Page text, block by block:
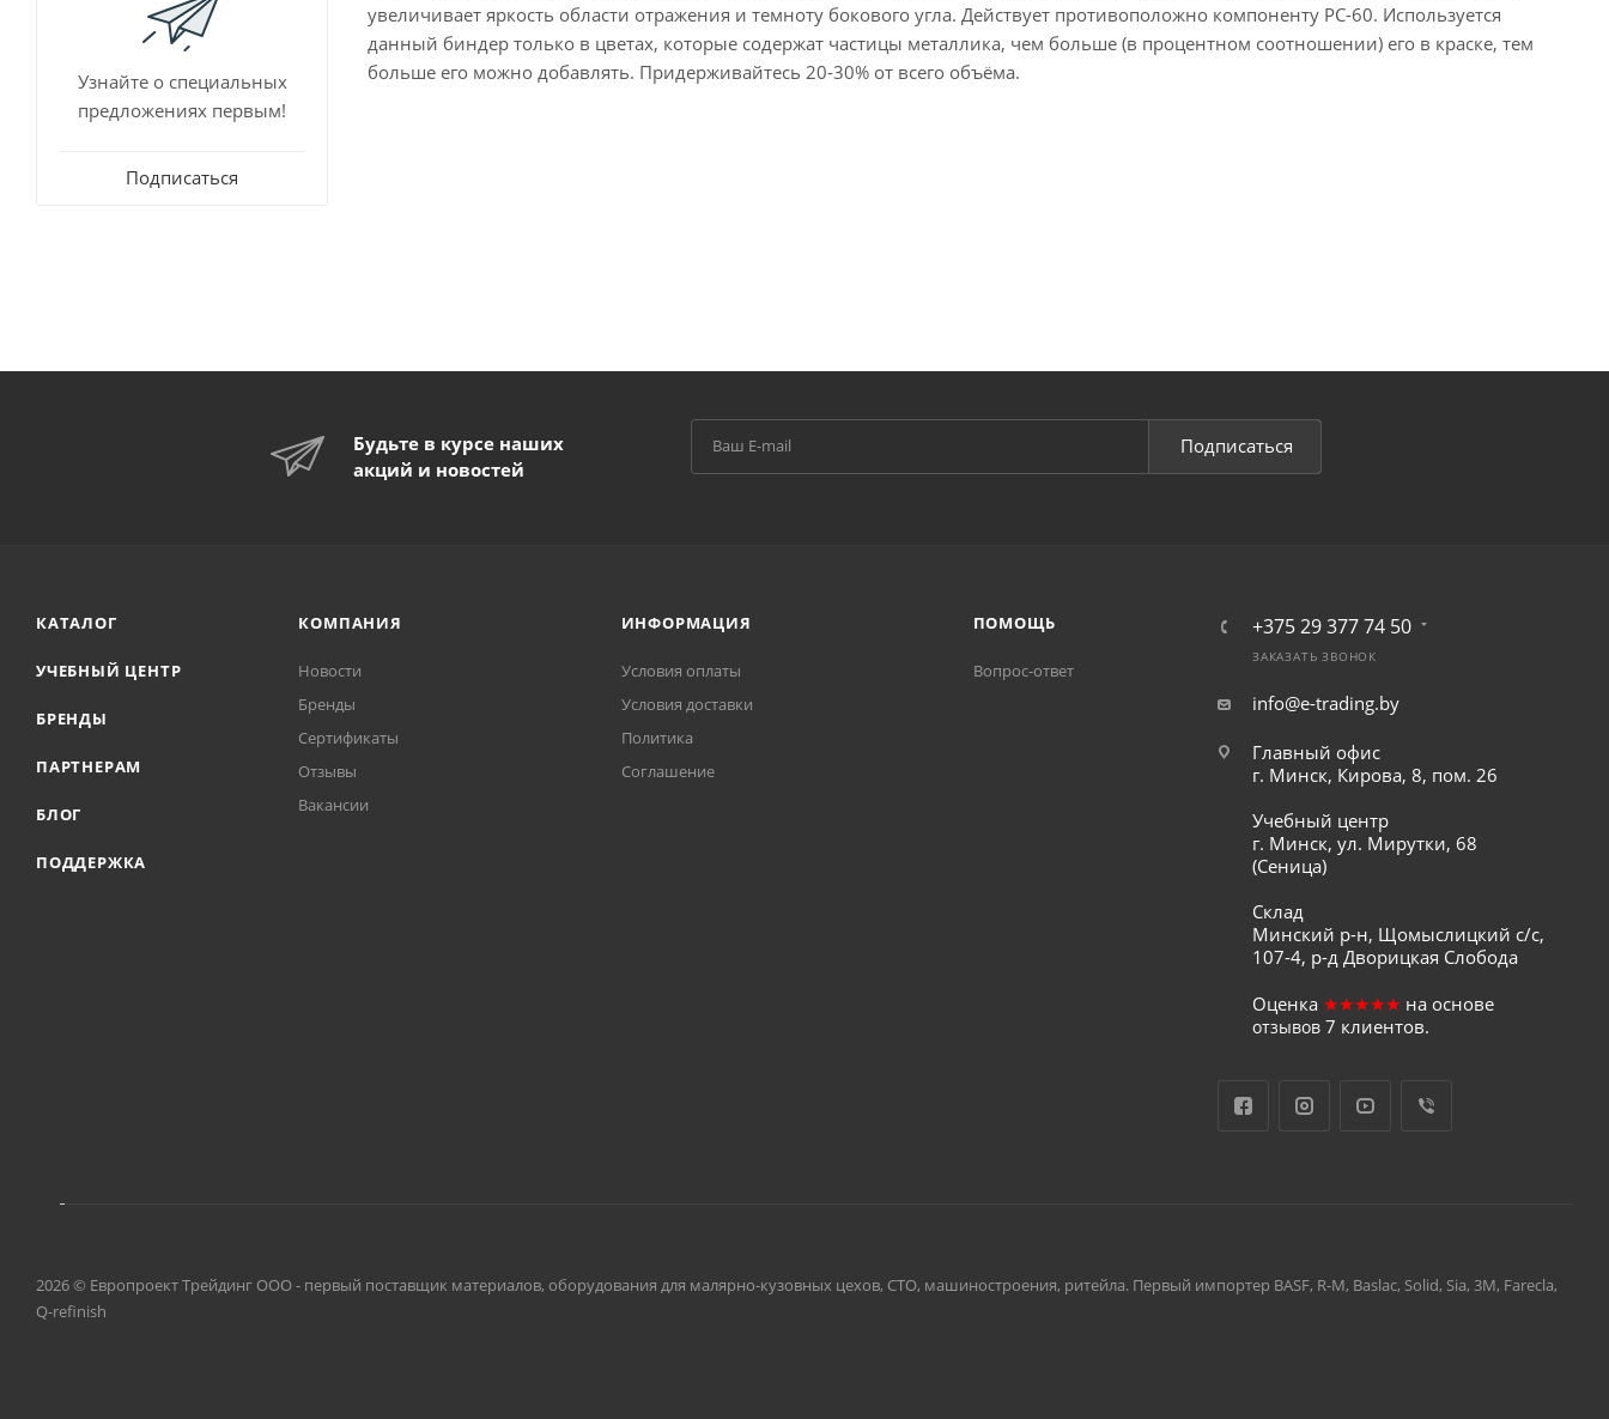
увеличивает яркость области отражения и темноту бокового угла. Действует противоположно компоненту РС-60. Используется
данный биндер только в цветах, которые содержат частицы металлика, чем больше (в процентном соотношении) его в краске, тем
больше его можно добавлять. Придерживайтесь 20-30% от всего объёма.
Узнайте о специальных
предложениях первым!
Подписаться
Будьте в курсе наших
акций и новостей
Подписаться
КАТАЛОГ
УЧЕБНЫЙ ЦЕНТР
БРЕНДЫ
ПАРТНЕРАМ
БЛОГ
ПОДДЕРЖКА
КОМПАНИЯ
Новости
Бренды
Сертификаты
Отзывы
Вакансии
ИНФОРМАЦИЯ
Условия оплаты
Условия доставки
Политика
Соглашение
ПОМОЩЬ
Вопрос-ответ
+375 29 377 74 50
ЗАКАЗАТЬ ЗВОНОК
info@e-trading.by
Главный офис
г. Минск, Кирова, 8, пом. 26
Учебный центр
г. Минск, ул. Мирутки, 68
(Сеница)
Склад
Минский р-н, Щомыслицкий с/с,
107-4, р-д Дворицкая Слобода
Оценка ★★★★★ на основе
отзывов 7 клиентов.
2026 © Европроект Tрейдинг ООО - первый поставщик материалов, оборудования для малярно-кузовных цехов, СТО, машиностроения, ритейла. Первый импортер BASF, R-M, Baslac, Solid, Sia, 3M, Farecla,
Q-refinish